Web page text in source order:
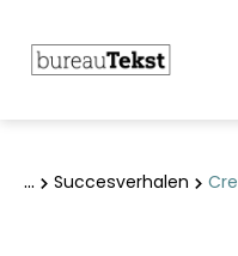
Succesverhalen